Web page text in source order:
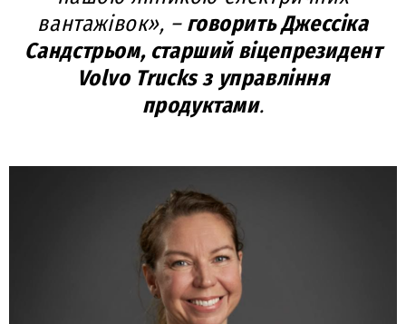
вантажівок», – говорить Джессіка
Сандстрьом, старший віцепрезидент
Volvo Trucks з управління
продуктами.